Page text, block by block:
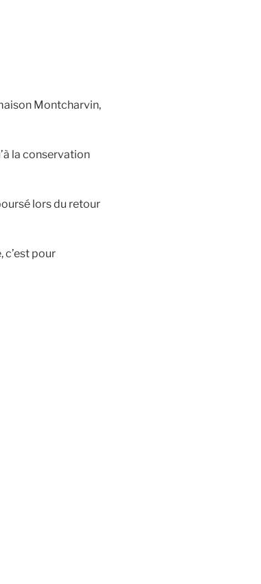
Montcharvin,
la conservation
lors du retour
c’est pour